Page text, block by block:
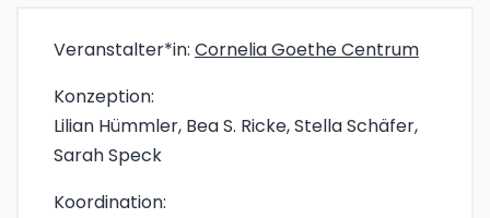
Veranstalter*in: Cornelia Goethe Centrum
Konzeption:
Lilian Hümmler, Bea S. Ricke, Stella Schäfer,
Sarah Speck
Koordination: